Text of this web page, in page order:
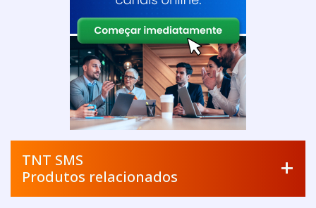
TNT SMS
Produtos relacionados